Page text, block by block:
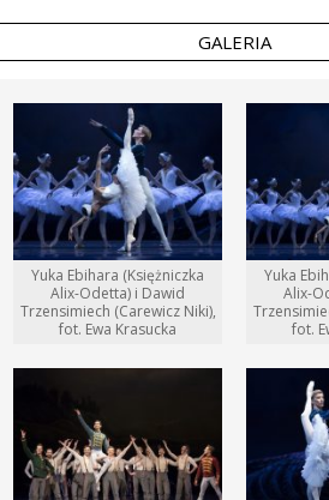
GALERIA
Yuka Ebihara (Księżniczka
Alix-Odetta) i Dawid
Trzensimiech (Carewicz Niki),
fot. Ewa Krasucka
Yuka
Alix-
fot.